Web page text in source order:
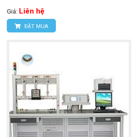
Giá: Liên hệ
ĐẶT MUA